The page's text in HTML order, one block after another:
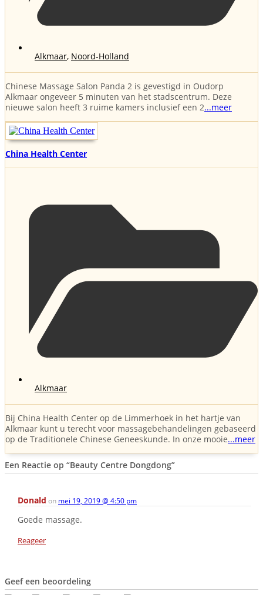
Alkmaar, Noord-Holland
Chinese Massage Salon Panda 2 is gevestigd in Oudorp
Alkmaar ongeveer 5 minuten van het stadscentrum. Deze
nieuwe salon heeft 3 ruime kamers inclusief een 2...meer
China Health Center
Alkmaar
Bij China Health Center op de Limmerhoek in het hartje van
Alkmaar kunt u terecht voor massagebehandelingen gebaseerd
op de Traditionele Chinese Geneeskunde. In onze mooie...meer
Een Reactie op “Beauty Centre Dongdong”
Donald on mei 19, 2019 @ 4:50 pm
Goede massage.
Reageer
Geef een beoordeling